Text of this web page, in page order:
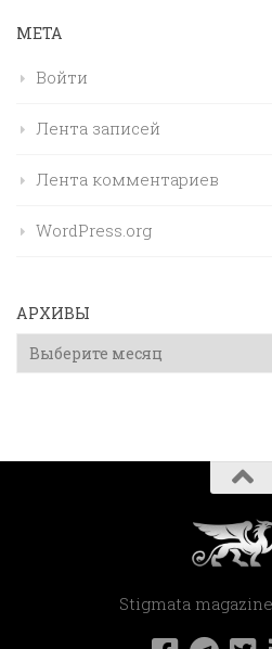
МЕТА
Войти
Лента записей
Лента комментариев
WordPress.org
АРХИВЫ
Архивы
Stigmata